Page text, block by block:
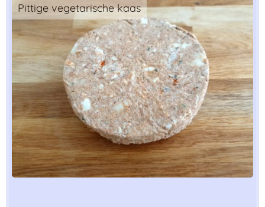
Pittige vegetarische kaas